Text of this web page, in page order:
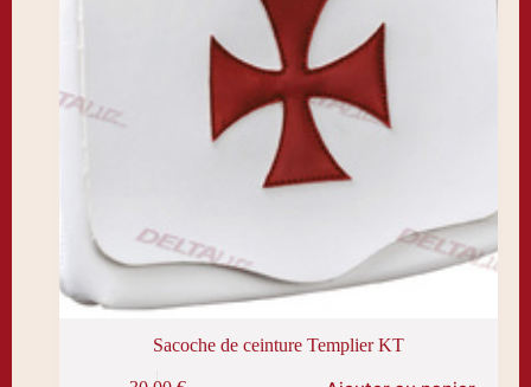
Sacoche de ceinture Templier KT